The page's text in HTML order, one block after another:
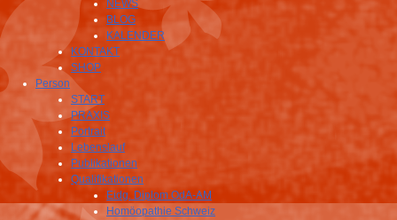
NEWS
BLOG
KALENDER
KONTAKT
SHOP
Person
START
PRAXIS
Portrait
Lebenslauf
Publikationen
Qualifikationen
Eidg. Diplom OdA-AM
Homöopathie Schweiz